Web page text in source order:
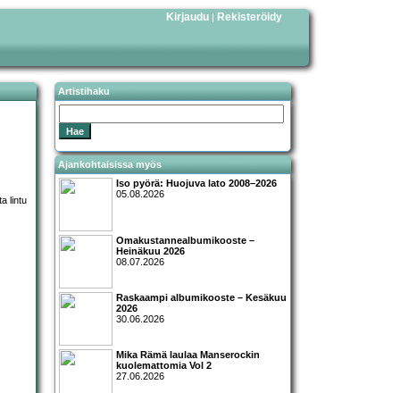
Kirjaudu | Rekisteröidy
Artistihaku
Ajankohtaisissa myös
Iso pyörä: Huojuva lato 2008–2026
05.08.2026
Omakustannealbumikooste –
Heinäkuu 2026
08.07.2026
Raskaampi albumikooste – Kesäkuu
2026
30.06.2026
Mika Rämä laulaa Manserockin
kuolemattomia Vol 2
27.06.2026